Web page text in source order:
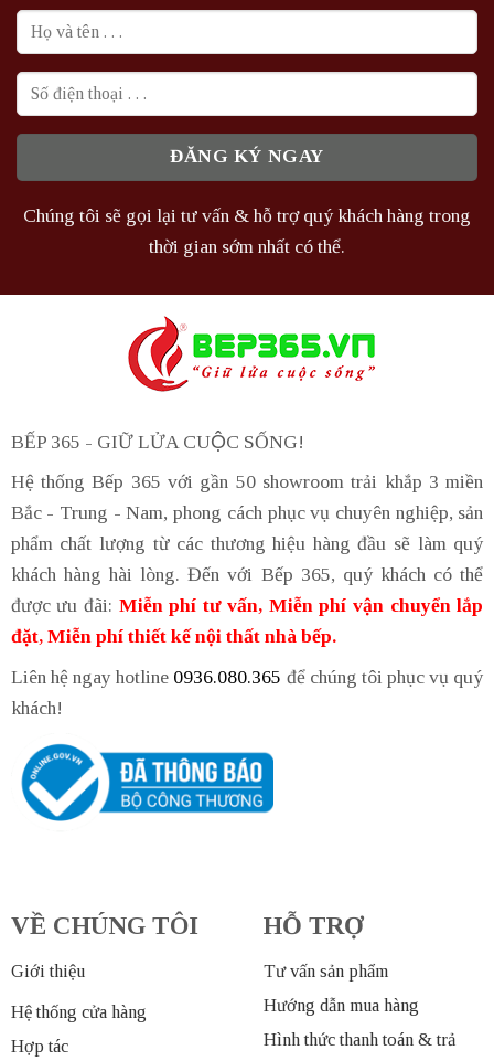
Chúng tôi sẽ gọi lại tư vấn & hỗ trợ quý khách hàng trong
thời gian sớm nhất có thể.
BẾP 365 - GIỮ LỬA CUỘC SỐNG!
Hệ thống Bếp 365 với gần 50 showroom trải khắp 3 miền
Bắc - Trung - Nam, phong cách phục vụ chuyên nghiệp, sản
phẩm chất lượng từ các thương hiệu hàng đầu sẽ làm quý
khách hàng hài lòng. Đến với Bếp 365, quý khách có thể
được ưu đãi: Miễn phí tư vấn, Miễn phí vận chuyển lắp
đặt, Miễn phí thiết kế nội thất nhà bếp.
Liên hệ ngay hotline 0936.080.365 để chúng tôi phục vụ quý
khách!
VỀ CHÚNG TÔI
Giới thiệu
Hệ thống cửa hàng
Hợp tác
HỖ TRỢ
Tư vấn sản phẩm
Hướng dẫn mua hàng
Hình thức thanh toán & trả